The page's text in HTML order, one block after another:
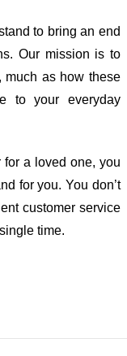
to bring an end
Our mission is to
much as how these
to your everyday
for a loved one, you
for you. You don’t
customer service
time.